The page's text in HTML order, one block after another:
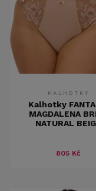
KALHOTKY
Kalhotky
MAGDALENA
NATURAL
805 Kč